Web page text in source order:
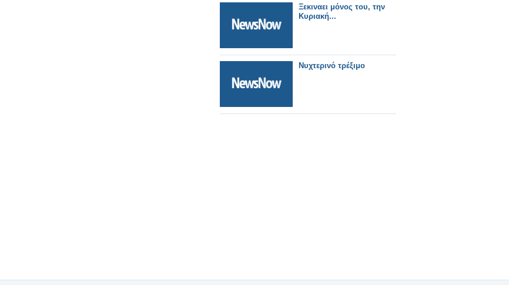
Ξεκιναει μόνος του, την
Κυριακή...
Νυχτερινό τρέξιμο